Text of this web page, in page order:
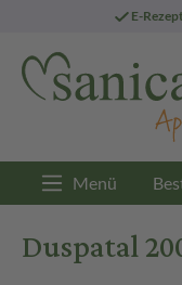
E-
Menü
Duspatal